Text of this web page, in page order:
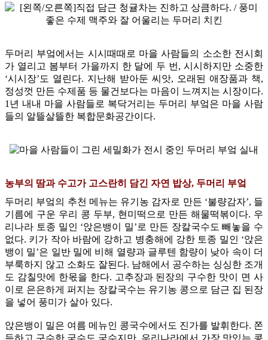
두머리 부엌에서는 시시때때로 마을 사람들의 소소한 전시회
가 열리고 봄부터 가을까지 한 달에 두 번, 시시하지만 소중한
‘시시장’도 열린다. 지난해 받아둔 씨앗, 오래된 애장품과 책,
정성껏 만든 수제품 등 물건보다는 마음이 느껴지는 시장이다.
1년 내내 마을 사람들로 복닥거리는 두머리 부엌은 마을 사람
들의 알뜰살뜰한 복합문화공간이다.
농부의 땀과 수고가 고스란히 담긴 자연 밥상, 두머리 부엌
두머리 부엌의 추천 메뉴는 유기농 감자로 만든 ‘불량감자’, 들
기름에 구운 우리 콩 두부, 현미떡으로 만든 해물떡볶이다. 우
리나라 토종 밀인 ‘앉은뱅이 밀’로 만든 장칼국수도 빼놓을 수
없다. 키가 작아 바람에 강하고 병충해에 강한 토종 밀인 ‘앉은
뱅이 밀’은 일반 밀에 비해 열량과 글루텐 함량이 낮아 속이 더
부룩하지 않고 소화도 잘된다. 남해에서 공수하는 싱싱한 조개
도 감칠맛에 한몫을 한다. 고추장과 된장의 구수한 맛이 면 사
이로 은은하게 퍼지는 장칼국수는 유기농 콩으로 담근 집 된장
을 넣어 풍미가 살아 있다.
앉은뱅이 밀은 여름 메뉴인 콩국수에서도 진가를 발휘한다. 쫀
득하고 구수한 국수도 국수지만, 우리나라에서 가장 맛있는 콩